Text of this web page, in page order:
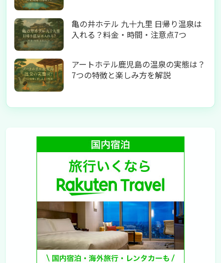
亀の井ホテル 九十九里 日帰り温泉は
入れる？料金・時間・注意点7つ
アートホテル鹿児島の温泉の実態は？
7つの特徴と楽しみ方を解説